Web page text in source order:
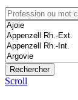
Scroll